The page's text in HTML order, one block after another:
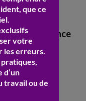
partie
via l’ assurance
contre
de